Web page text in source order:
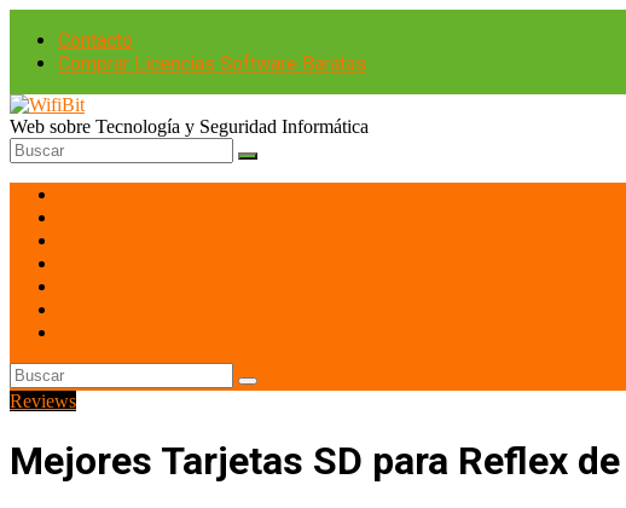
Contacto
Comprar Licencias Software Baratas
Web sobre Tecnología y Seguridad Informática
Reviews
Mejores Tarjetas SD para Reflex